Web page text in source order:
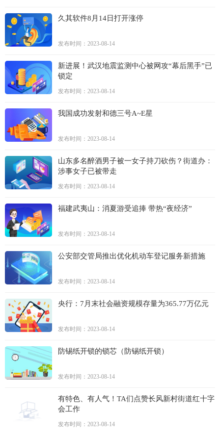
久其软件8月14日打开涨停
发布时间：2023-08-14
新进展！武汉地震监测中心被网攻“幕后黑手”已
锁定
发布时间：2023-08-14
我国成功发射和德三号A~E星
发布时间：2023-08-14
山东多名醉酒男子被一女子持刀砍伤？街道办：
涉事女子已被带走
发布时间：2023-08-14
福建武夷山：消夏游受追捧 带热“夜经济”
发布时间：2023-08-14
公安部交管局推出优化机动车登记服务新措施
发布时间：2023-08-14
央行：7月末社会融资规模存量为365.77万亿元
发布时间：2023-08-14
防锡纸开锁的锁芯（防锡纸开锁）
发布时间：2023-08-14
有特色、有人气！TA们点赞长风新村街道红十字
会工作
发布时间：2023-08-14